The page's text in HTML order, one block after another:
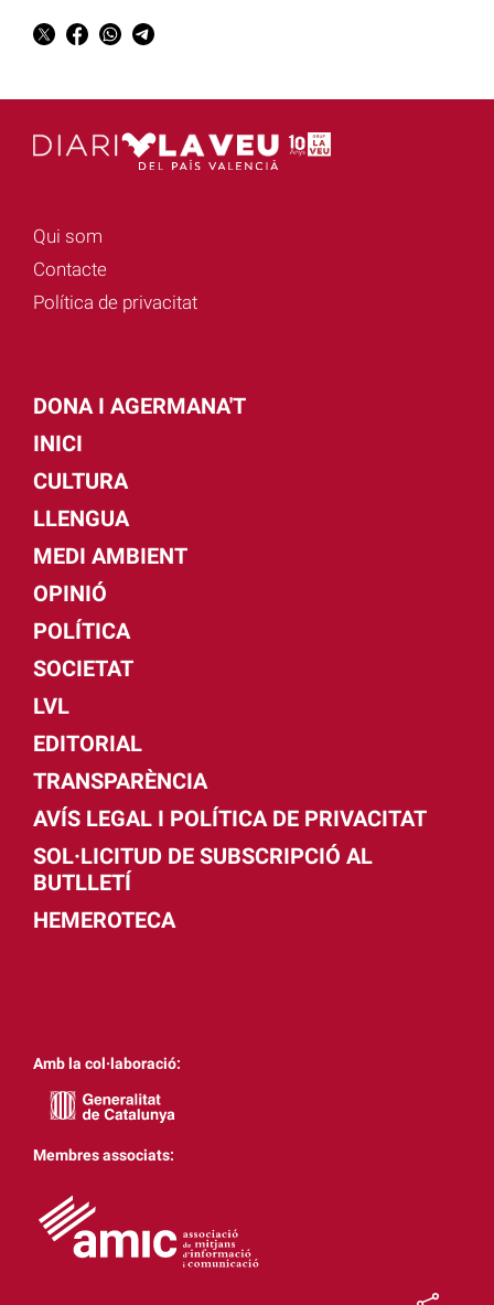
Qui som
Contacte
Política de privacitat
DONA I AGERMANA'T
INICI
CULTURA
LLENGUA
MEDI AMBIENT
OPINIÓ
POLÍTICA
SOCIETAT
LVL
EDITORIAL
TRANSPARÈNCIA
AVÍS LEGAL I POLÍTICA DE PRIVACITAT
SOL·LICITUD DE SUBSCRIPCIÓ AL
BUTLLETÍ
HEMEROTECA
Amb la col·laboració:
Membres associats: